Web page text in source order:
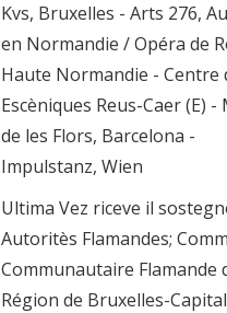
Kvs, Bruxelles - Arts 276,
en Normandie / Opéra de
Haute Normandie - Centre
Escèniques Reus-Caer (E) -
de les Flors, Barcelona -
Impulstanz, Wien
Ultima Vez riceve il
Autoritès Flamandes;
Communautaire Flamande
Région de Bruxelles-